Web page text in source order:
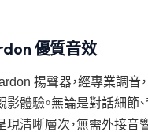
優質音效
揚聲器，經專業調音
影體驗。無論是對話細節
現清晰層次，無需外接音